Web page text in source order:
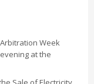
Week
at the